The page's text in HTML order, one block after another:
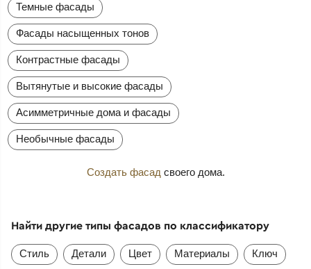
Темные фасады
Фасады насыщенных тонов
Контрастные фасады
Вытянутые и высокие фасады
Асимметричные дома и фасады
Необычные фасады
Создать фасад своего дома.
Найти другие типы фасадов по классификатору
Стиль Детали Цвет Материалы Ключ